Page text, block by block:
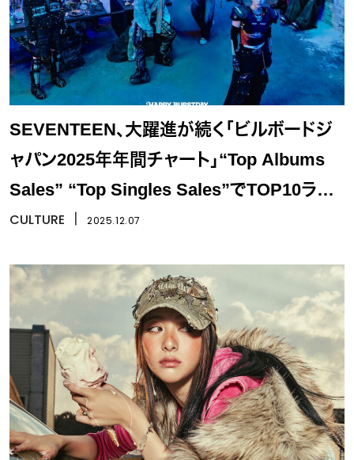
SEVENTEEN、大躍進が続く「ビルボードジ
ャパン2025年年間チャート」“Top Albums
Sales” “Top Singles Sales”でTOP10ラン
クイン
CULTURE 2025.12.07